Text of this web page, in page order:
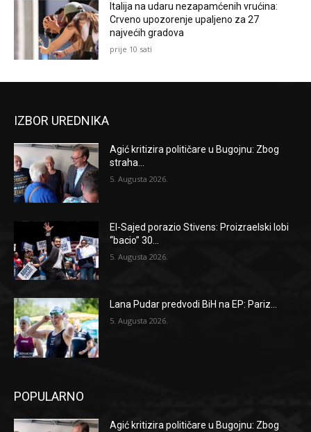
Italija na udaru nezapamćenih vrućina:
Crveno upozorenje upaljeno za 27
najvećih gradova
prije 10 sati
IZBOR UREDNIKA
Agić kritizira političare u Bugojnu: Zbog
straha...
5. Augusta 2026.
El-Sajed porazio Stivens: Proizraelski lobi
“bacio” 30...
5. Augusta 2026.
Lana Pudar predvodi BiH na EP: Pariz...
5. Augusta 2026.
POPULARNO
Agić kritizira političare u Bugojnu: Zbog